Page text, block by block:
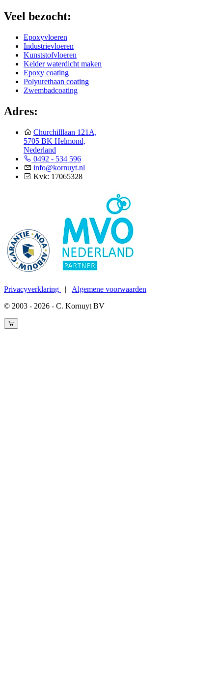
Veel bezocht:
Epoxyvloeren
Industrievloeren
Kunststofvloeren
Kelder waterdicht maken
Epoxy coating
Polyurethaan coating
Zwembadcoating
Adres:
Churchilllaan 121A,
5705 BK Helmond,
Nederland
0492 - 534 596
info@kornuyt.nl
Kvk: 17065328
Privacyverklaring | Algemene voorwaarden
© 2003 - 2026 - C. Kornuyt BV